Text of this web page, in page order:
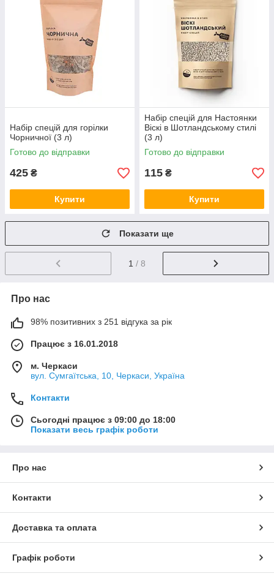
Набір спецій для горілки
Чорничної (3 л)
Готово до відправки
425 ₴
Купити
Набір спецій для Настоянки
Віскі в Шотландському стилі
(3 л)
Готово до відправки
115 ₴
Купити
Показати ще
1 / 8
Про нас
98% позитивних з 251 відгука за рік
Працює з 16.01.2018
м. Черкаси
вул. Сумгаїтська, 10, Черкаси, Україна
Контакти
Сьогодні працює з 09:00 до 18:00
Показати весь графік роботи
Про нас
Контакти
Доставка та оплата
Графік роботи